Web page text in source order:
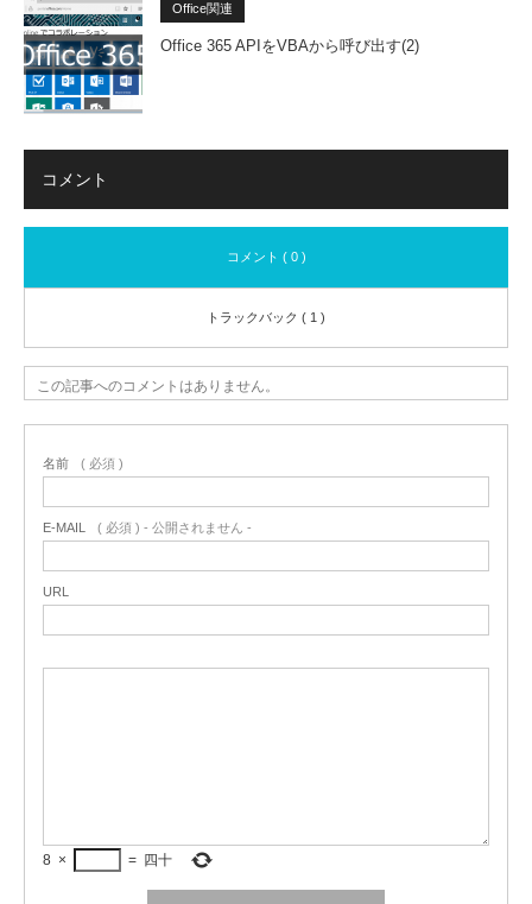
Office関連
Office 365 APIをVBAから呼び出す(2)
コメント
コメント ( 0 )
トラックバック ( 1 )
この記事へのコメントはありません。
名前 ( 必須 )
E-MAIL ( 必須 ) - 公開されません -
URL
8 × = 四十